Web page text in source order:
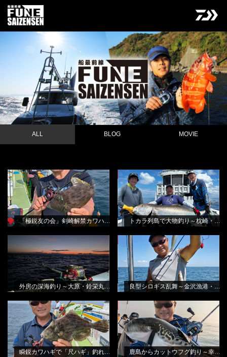
ALL BLOG MOVIE
「極鋭友の会」剣崎解禁カワハギ釣
り会
田渕雅生
NEW BLOG
「極鋭友の会」剣崎解禁カワハギ釣り会
トカラ列島で大物釣り～枕崎・遊漁
船桃太郎さんから
田渕雅生
NEW BLOG
トカラ列島で大物釣り～枕崎・遊漁船桃太郎さんから
外房の深海釣り～大原・鈴栄丸さん
から
田渕雅生
外房の深海釣り～大原・鈴栄丸さんから
良型シロギス乱舞～金沢漁港・進丸
さんから
田渕雅生
NEW BLOG
良型シロギス乱舞～金沢漁港・進丸さんから
瞬鋭カワハギで「尺ハギ」釣れまし
た!
田渕雅生
NEW BLOG
鹿島からカットウフグ釣り～幸栄丸
さんから
田渕雅生
NEW
鹿島からカットウフグ釣り～幸栄丸さんから